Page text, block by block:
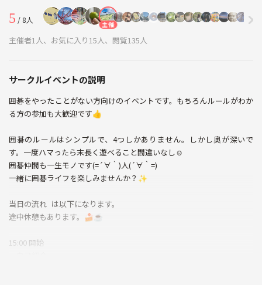
5 / 8人 主催
主催者1人、お気に入り15人、閲覧135人
サークルイベントの説明
囲碁をやったことがない方向けのイベントです。もちろんルールがわか
る方の参加も大歓迎です👍
囲碁のルールはシンプルで、4つしかありません。しかし奥が深いで
す。一度ハマったら末長く遊べること間違いなし☺️
囲碁仲間も一生モノです(=´∀｀)人(´∀｀=)
一緒に囲碁ライフを楽しみませんか？✨
当日の流れ は以下になります。
途中休憩もあります。🍰☕️
15:00 開始